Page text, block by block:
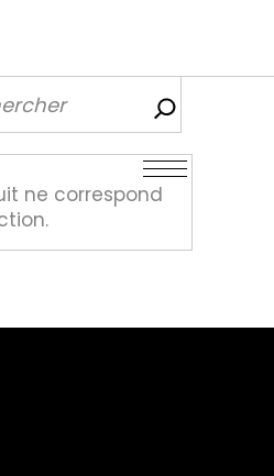
ne correspond